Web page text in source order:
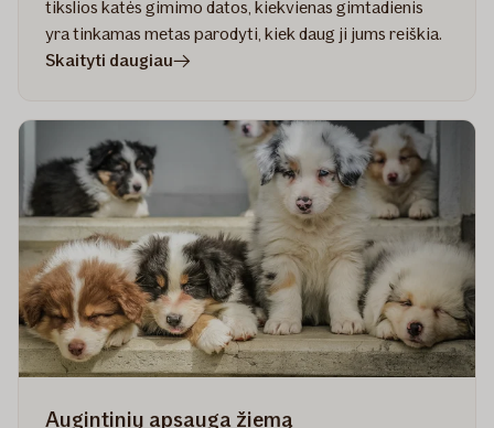
tikslios katės gimimo datos, kiekvienas gimtadienis
yra tinkamas metas parodyti, kiek daug ji jums reiškia.
Skaityti daugiaustraipsnyje
atšvęsti
gimtadienį
Augintinių apsauga žiemą